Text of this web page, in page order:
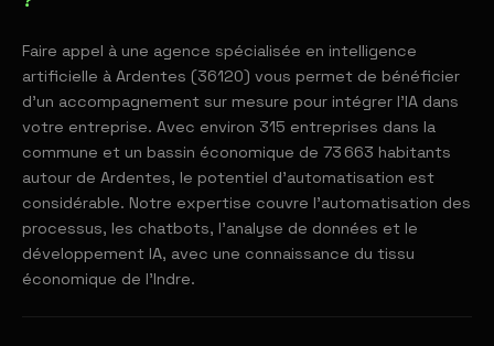
Faire appel à une agence spécialisée en intelligence
artificielle à Ardentes (36120) vous permet de bénéficier
d'un accompagnement sur mesure pour intégrer l'IA dans
votre entreprise. Avec environ 315 entreprises dans la
commune et un bassin économique de 73 663 habitants
autour de Ardentes, le potentiel d'automatisation est
considérable. Notre expertise couvre l'automatisation des
processus, les chatbots, l'analyse de données et le
développement IA, avec une connaissance du tissu
économique de l'Indre.